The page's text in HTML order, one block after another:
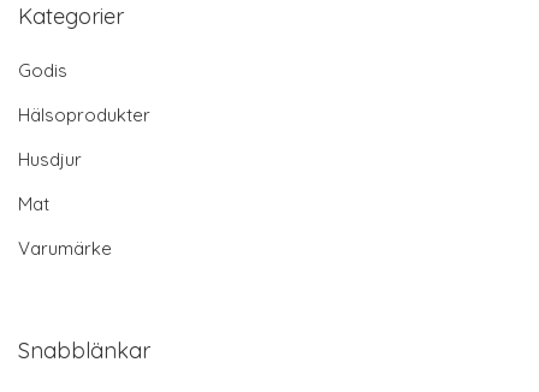
Kategorier
Godis
Hälsoprodukter
Husdjur
Mat
Varumärke
Snabblänkar